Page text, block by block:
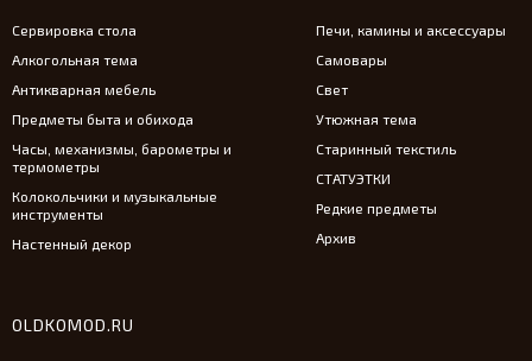
Сервировка стола
Алкогольная тема
Антикварная мебель
Предметы быта и обихода
Часы, механизмы, барометры и
термометры
Колокольчики и музыкальные
инструменты
Настенный декор
Печи, камины и аксессуары
Самовары
Свет
Утюжная тема
Старинный текстиль
СТАТУЭТКИ
Редкие предметы
Архив
OLDKOMOD.RU